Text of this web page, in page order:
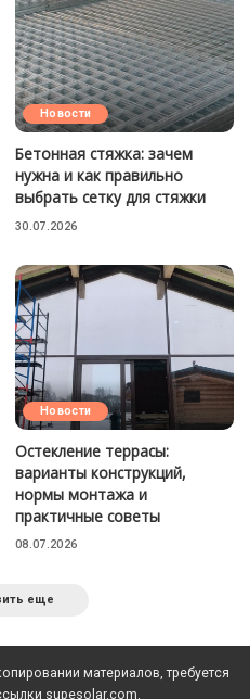
Новости
Бетонная стяжка: зачем
нужна и как правильно
выбрать сетку для стяжки
30.07.2026
Новости
Остекление террасы:
варианты конструкций,
нормы монтажа и
практичные советы
08.07.2026
еще
материалов, требуется
supesolar.com.